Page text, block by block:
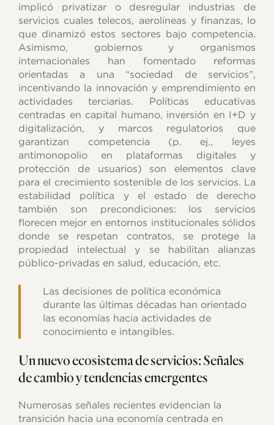
implicó privatizar o desregular industrias de
servicios cuales telecos, aerolíneas y finanzas, lo
que dinamizó estos sectores bajo competencia.
Asimismo, gobiernos y organismos
internacionales han fomentado reformas
orientadas a una “sociedad de servicios”,
incentivando la innovación y emprendimiento en
actividades terciarias. Políticas educativas
centradas en capital humano, inversión en I+D y
digitalización, y marcos regulatorios que
garantizan competencia (p. ej., leyes
antimonopolio en plataformas digitales y
protección de usuarios) son elementos clave
para el crecimiento sostenible de los servicios. La
estabilidad política y el estado de derecho
también son precondiciones: los servicios
florecen mejor en entornos institucionales sólidos
donde se respetan contratos, se protege la
propiedad intelectual y se habilitan alianzas
público-privadas en salud, educación, etc.
Las decisiones de política económica
durante las últimas décadas han orientado
las economías hacia actividades de
conocimiento e intangibles.
Un nuevo ecosistema de servicios: Señales
de cambio y tendencias emergentes
Numerosas señales recientes evidencian la
transición hacia una economía centrada en